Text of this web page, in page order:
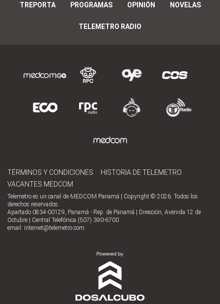
TREPORTA PROGRAMAS OPINIÓN NOVELAS
TELEMETRO RADIO
TÉRMINOS Y CONDICIONES
HISTORIA DE TELEMETRO
VACANTES MEDCOM
Telemetro es un canal de MEDCOM Panamá | Copyright © 2026. Todos los
derechos reservados.
Apartado 0834-00129, Panamá - Rep. de Panamá | Dirección, Avenida 12 de
Octubre | Central Telefónica (507) 390-6700
email: internet@telemetro.com